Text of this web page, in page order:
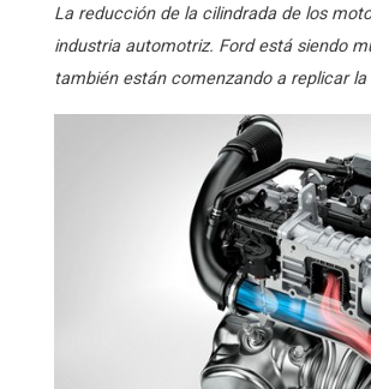
La reducción de la cilindrada de los
industria automotriz. Ford está siendo
también están comenzando a replicar